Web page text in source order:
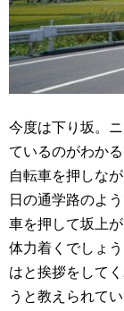
今度は下り坂。
ているのがわか
自転車を押しな
日の通学路のよ
車を押して坂上
体力着くでしょ
はと挨拶をして
うと教えられて